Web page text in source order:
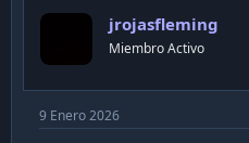
jrojasfleming
Miembro Activo
9 Enero 2026